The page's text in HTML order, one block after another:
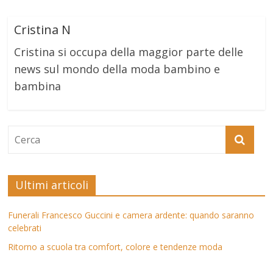
Cristina N
Cristina si occupa della maggior parte delle
news sul mondo della moda bambino e
bambina
Ultimi articoli
Funerali Francesco Guccini e camera ardente: quando saranno
celebrati
Ritorno a scuola tra comfort, colore e tendenze moda